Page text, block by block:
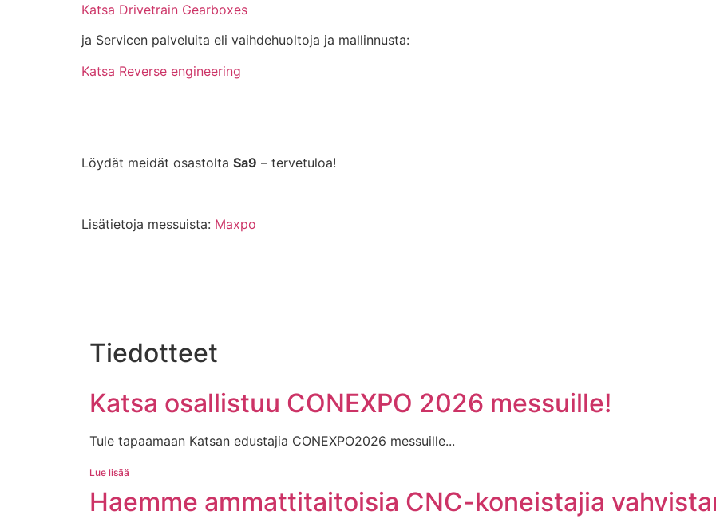
Katsa Drivetrain Gearboxes
ja Servicen palveluita eli vaihdehuoltoja ja mallinnusta:
Katsa Reverse engineering
Löydät meidät osastolta Sa9 – tervetuloa!
Lisätietoja messuista: Maxpo
Tiedotteet
Katsa osallistuu CONEXPO 2026 messuille!
Tule tapaamaan Katsan edustajia CONEXPO2026 messuille...
Lue lisää
Haemme ammattitaitoisia CNC-koneistajia